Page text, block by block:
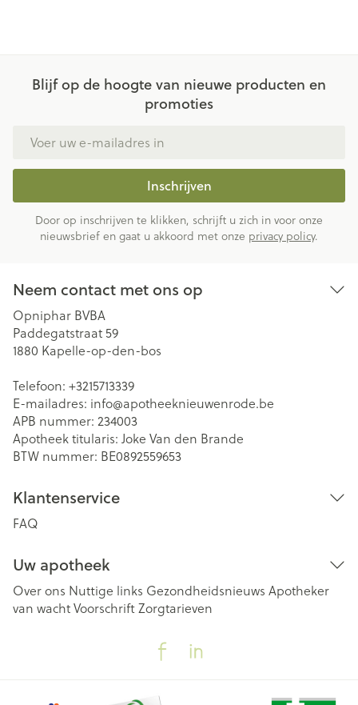
Blijf op de hoogte van nieuwe producten en
promoties
Inschrijven
Door op inschrijven te klikken, schrijft u zich in voor onze
nieuwsbrief en gaat u akkoord met onze privacy policy.
Neem contact met ons op
Opniphar BVBA
Paddegatstraat 59
1880 Kapelle-op-den-bos
Telefoon: +3215713339
E-mailadres: info@apotheeknieuwenrode.be
APB nummer: 234003
Apotheek titularis: Joke Van den Brande
BTW nummer: BE0892559653
Klantenservice
FAQ
Uw apotheek
Over ons Nuttige links Gezondheidsnieuws Apotheker
van wachtVoorschriftZorgtarieven